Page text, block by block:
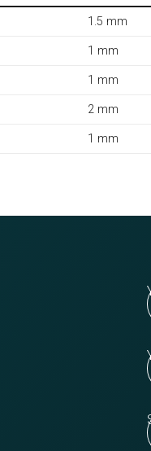
1.5 mm
1 mm
1 mm
2 mm
1 mm